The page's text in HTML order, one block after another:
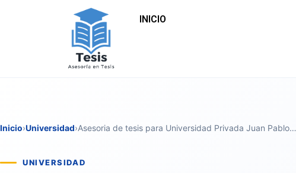
INICIO
Inicio›Universidad›Asesoria de tesis para Universidad Privada Juan Pablo…
UNIVERSIDAD